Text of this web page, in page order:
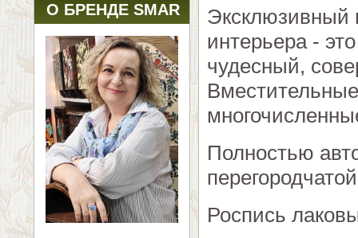
О БРЕНДЕ SMAR
Эксклюзивный
интерьера -
чудесный,
Полностью
Роспись